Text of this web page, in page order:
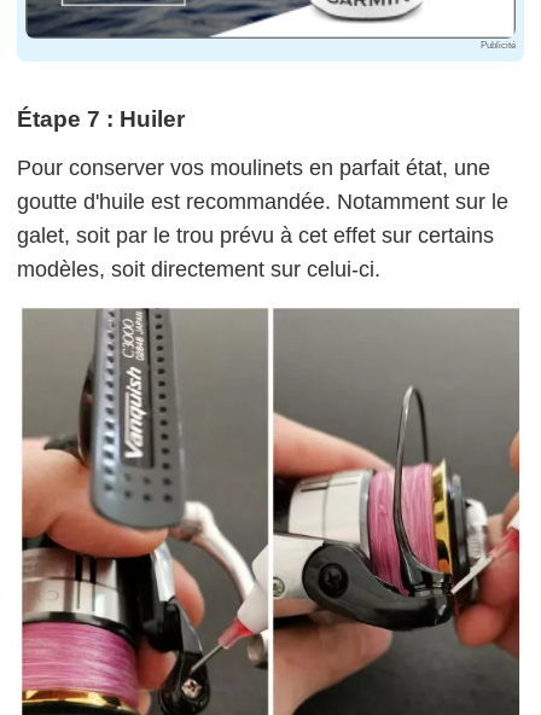
Publicité
Étape 7 : Huiler
Pour conserver vos moulinets en parfait état, une
goutte d'huile est recommandée. Notamment sur le
galet, soit par le trou prévu à cet effet sur certains
modèles, soit directement sur celui-ci.